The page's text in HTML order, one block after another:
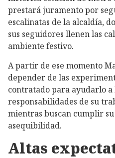
prestará juramento por
escalinatas de la alcaldía,
sus seguidores llenen las
ambiente festivo.
A partir de ese momento
depender de las
contratado para ayudarlo
responsabilidades de su
mientras buscan cumplir
asequibilidad.
Altas